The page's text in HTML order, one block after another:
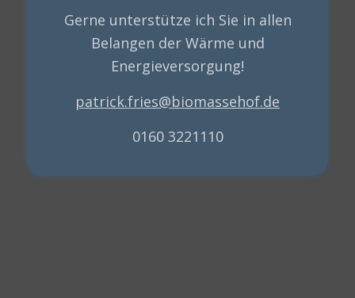
Gerne unterstütze ich Sie in allen
Belangen der Wärme und
Energieversorgung!
patrick.fries@biomassehof.de
0160 3221110